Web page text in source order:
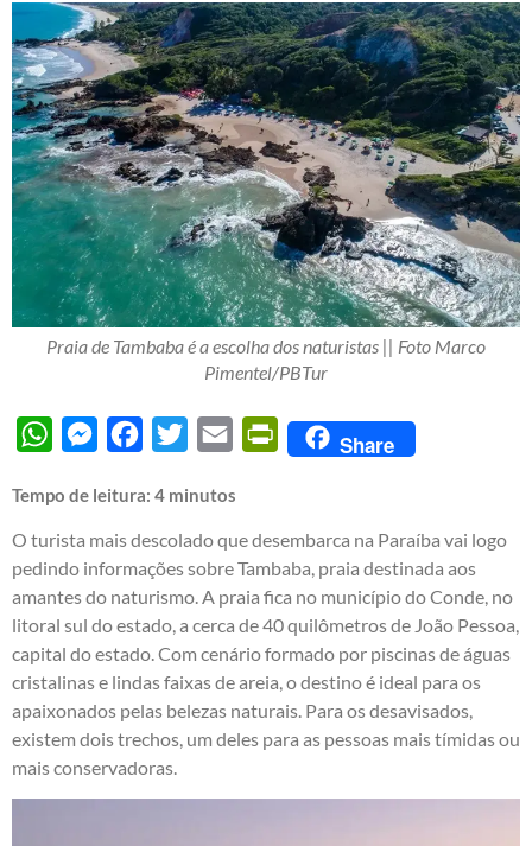
Praia de Tambaba é a escolha dos naturistas || Foto Marco
Pimentel/PBTur
WhatsAppMessengerFacebook
Twitter Email PrintFriendly
Share
Tempo de leitura: 4 minutos
O turista mais descolado que desembarca na Paraíba vai logo
pedindo informações sobre Tambaba, praia destinada aos
amantes do naturismo. A praia fica no município do Conde, no
litoral sul do estado, a cerca de 40 quilômetros de João Pessoa,
capital do estado. Com cenário formado por piscinas de águas
cristalinas e lindas faixas de areia, o destino é ideal para os
apaixonados pelas belezas naturais. Para os desavisados,
existem dois trechos, um deles para as pessoas mais tímidas ou
mais conservadoras.